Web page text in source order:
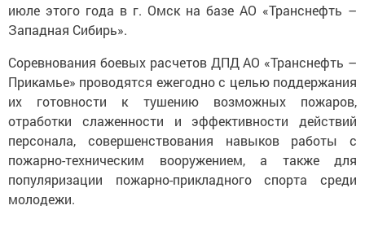
июле этого года в г. Омск на базе АО «Транснефть –
Западная Сибирь».
Соревнования боевых расчетов ДПД АО «Транснефть –
Прикамье» проводятся ежегодно с целью поддержания
их готовности к тушению возможных пожаров,
отработки слаженности и эффективности действий
персонала, совершенствования навыков работы с
пожарно-техническим вооружением, а также для
популяризации пожарно-прикладного спорта среди
молодежи.